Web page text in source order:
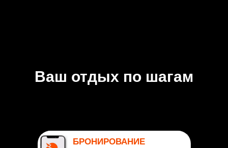
Ваш отдых по шагам
БРОНИРОВАНИЕ